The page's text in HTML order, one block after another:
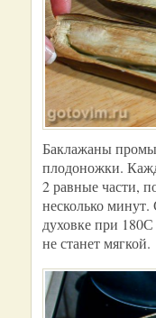
Баклажаны
плодоножки.
2 равные части,
несколько минут.
духовке при
не станет мягкой.